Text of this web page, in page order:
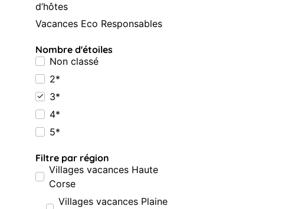
d’hôtes
Vacances Eco Responsables
Nombre d'étoiles
Non classé
2*
3*
4*
5*
Filtre par région
Villages vacances Haute
Corse
Villages vacances Plaine